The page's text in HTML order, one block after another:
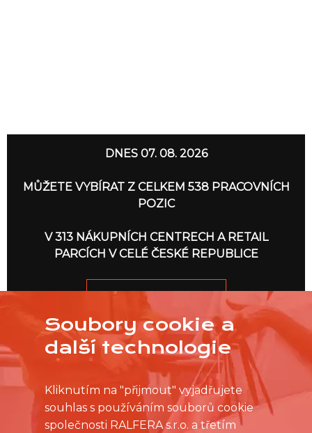
DNES 07. 08. 2026
MŮŽETE VYBÍRAT Z CELKEM 538 PRACOVNÍCH
POZIC
V 313 NÁKUPNÍCH CENTRECH A RETAIL
PARCÍCH V CELÉ ČESKÉ REPUBLICE
JDEME NA TO
Soubory cookie a
další technologie
Kliknutím na "přijmout" vyjadřujete
souhlas s používáním souborů cookie
společnosti RALFERA s.r.o. a třetím